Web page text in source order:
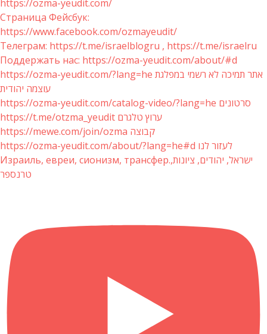
https://ozma-yeudit.com/
Страница Фейсбук:
https://www.facebook.com/ozmayeudit/
Телеграм: https://t.me/israelblogru , https://t.me/israelru
Поддержать нас: https://ozma-yeudit.com/about/#d
https://ozma-yeudit.com/?lang=he אתר תמיכה לא רשמי במפלגת
עוצמה יהודית
https://ozma-yeudit.com/catalog-video/?lang=he סרטונים
https://t.me/otzma_yeudit ערוץ טלגרם
https://mewe.com/join/ozma קבוצה
https://ozma-yeudit.com/about/?lang=he#d לעזור לנו
Израиль, евреи, сионизм, трансфер.ישראל, יהודים, ציונות,
טרנספר